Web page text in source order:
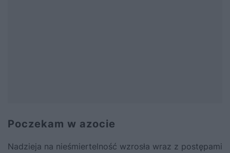
Poczekam w azocie
Nadzieja na nieśmiertelność wzrosła wraz z postępami